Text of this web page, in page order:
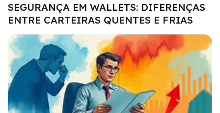
SEGURANÇA EM WALLETS: DIFERENÇAS
ENTRE CARTEIRAS QUENTES E FRIAS